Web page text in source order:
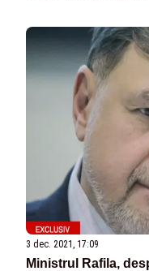
3 dec. 2021, 17:09
Ministrul Rafila,